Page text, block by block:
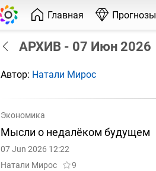
Главная Прогнозы
АРХИВ - 07 Июн 2026
Автор: Натали Мирос
Экономика
Мысли о недалёком будущем
07 Jun 2026 12:22
Натали Мирос
9